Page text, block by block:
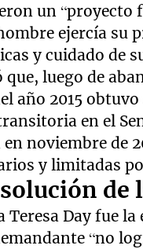
un “proyecto
ejercía su
y cuidado de
que, luego de
año 2015
en el
noviembre de
y limitadas
de
Teresa Day fue
“no